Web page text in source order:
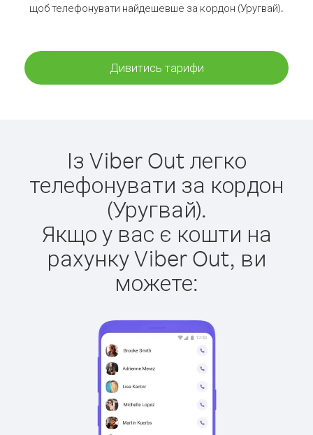
щоб телефонувати найдешевше за кордон (Уругвай).
Дивитись тарифи
Із Viber Out легко
телефонувати за кордон
(Уругвай).
Якщо у вас є кошти на
рахунку Viber Out, ви
можете: